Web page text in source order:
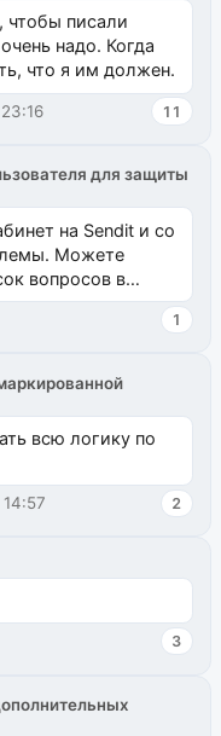
чтобы писали
надо. Когда
что я им должен.
11
для защиты
на Sendit и со
Можете
вопросов в
пока пуст, и,...
1
всю логику по
2
3